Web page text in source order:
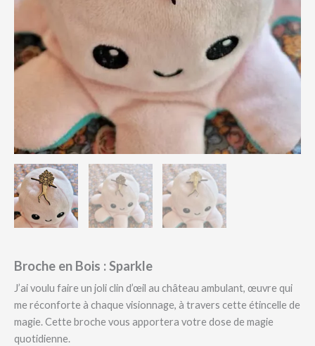
Broche en Bois : Sparkle
J’ai voulu faire un joli clin d’œil au château ambulant, œuvre qui
me réconforte à chaque visionnage, à travers cette étincelle de
magie. Cette broche vous apportera votre dose de magie
quotidienne.